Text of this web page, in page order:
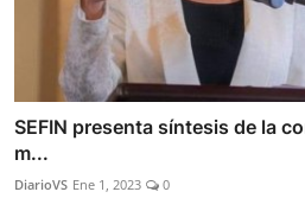
SEFIN presenta síntesis de la
m...
DiarioVS Ene 1, 2023 0